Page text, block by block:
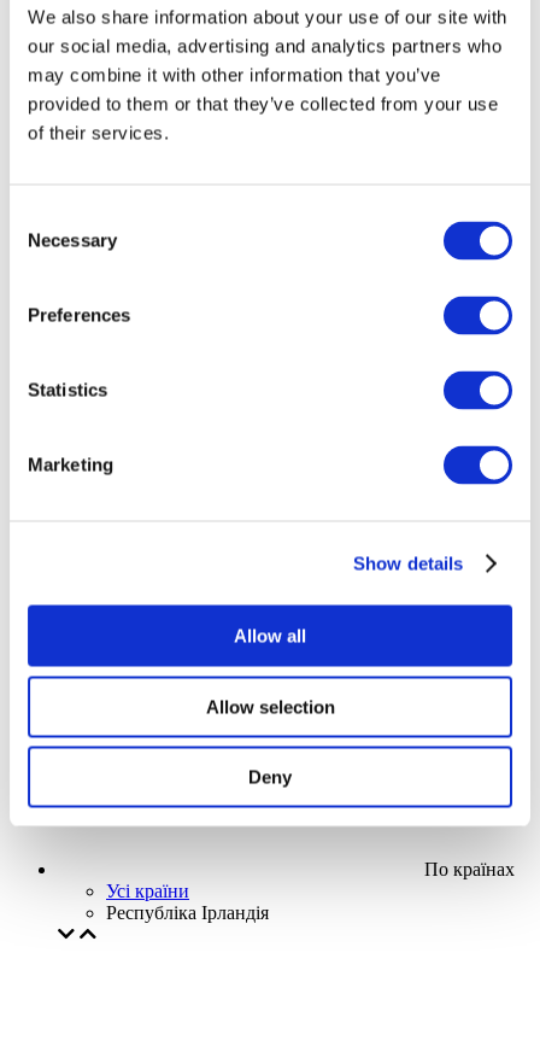
We also share information about your use of our site with
our social media, advertising and analytics partners who
may combine it with other information that you’ve
provided to them or that they’ve collected from your use
of their services.
Selection
Necessary
Preferences
Statistics
Marketing
Show details
Allow all
Allow selection
Deny
Заходи
Наша спецпропозиція
Без піджанру
По країнах
Усі країни
Республіка Ірландія